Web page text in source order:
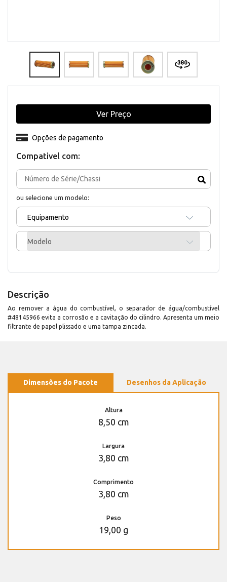
Compativel com:
ou selecione um modelo:
Equipamento
Modelo
Opções de pagamento
Ver Preço
Descrição
Ao remover a água do combustível, o separador de água/combustível
#48145966 evita a corrosão e a cavitação do cilindro. Apresenta um meio
filtrante de papel plissado e uma tampa zincada.
Dimensões do Pacote Desenhos da Aplicação
Altura
8,50 cm
Largura
3,80 cm
Comprimento
3,80 cm
Peso
19,00 g